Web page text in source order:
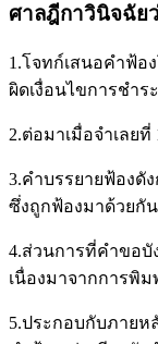
ศาลฎีกาวินิจฉัย
1.โจทก์เสนอคำฟ้อ
ผิดเงื่อนไขการชำ
2.ต่อมาเมื่อจำเลย
3.คำบรรยายฟ้องดั
ซึ่งถูกฟ้องมาด้วยกัน
4.ส่วนการที่คำขอบั
เนื่องมาจากการพิ
5.ประกอบกับภายห